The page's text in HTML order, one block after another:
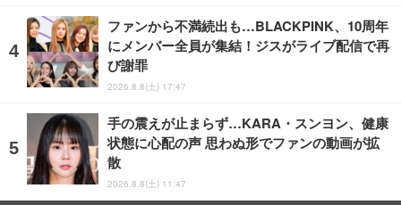
ファンから不満続出も…BLACKPINK、10周年
にメンバー全員が集結！ジスがライブ配信で再
び謝罪
2026.8.8(土) 17:47
手の震えが止まらず…KARA・スンヨン、健康
状態に心配の声 思わぬ形でファンの動画が拡
散
2026.8.8(土) 11:47